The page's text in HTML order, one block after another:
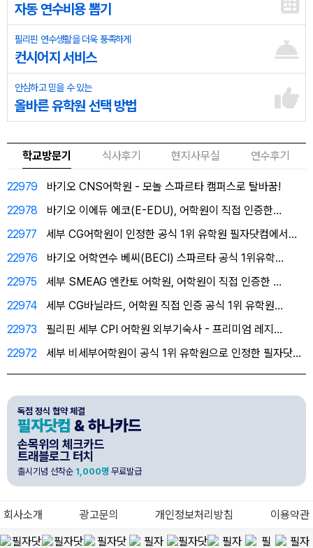
자동 연수비용 뽑기
필리핀 연수생활을 더욱 풍족하게
컨시어지 서비스
안심하고 믿을 수 있는
올바른 유학원 선택 방법
학교방문기 식사후기 현지사무실 연수후기
22979
바기오 CNS어학원 - 모놀 스파르타 캠퍼스로 탈바꿈!
22978
바기오 이에듀 에코(E-EDU), 어학원이 직접 인증한…
22977
세부 CG어학원이 인정한 공식 1위 유학원 필자닷컴에서…
22976
바기오 어학연수 베씨(BECI) 스파르타 공식 1위유학…
22975
세부 SMEAG 엔칸토 어학원, 어학원이 직접 인증한 …
22974
세부 CG바닐라드, 어학원 직접 인증 공식 1위 유학원…
22973
필리핀 세부 CPI 어학원 외부기숙사 - 프리미엄 레지…
22972
세부 비세부어학원이 공식 1위 유학원으로 인정한 필자닷…
필자닷컴 & 하나카드
독점 정식 협약 체결
손목위의 체크카드
트래블로그 터치
출시기념 선착순 1,000명 무료발급
회사소개 광고문의 개인정보처리방침 이용약관